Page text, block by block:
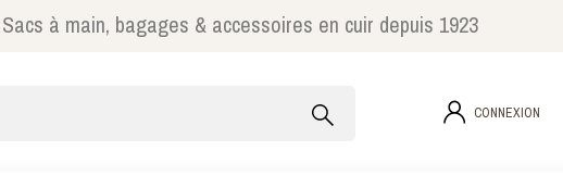
à main, bagages & accessoires en cuir depuis 1923
CONNEXION